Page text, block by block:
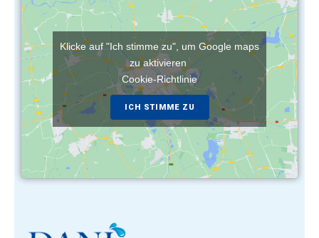
Klicke auf "Ich stimme zu", um Google maps
zu aktivieren
Cookie-Richtlinie
ICH STIMME ZU